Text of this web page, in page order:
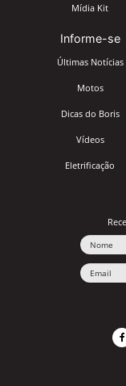
Mídia Kit
Informe-se
Últimas Notícias
Motos
Dicas do Boris
Vídeos
Eletrificação